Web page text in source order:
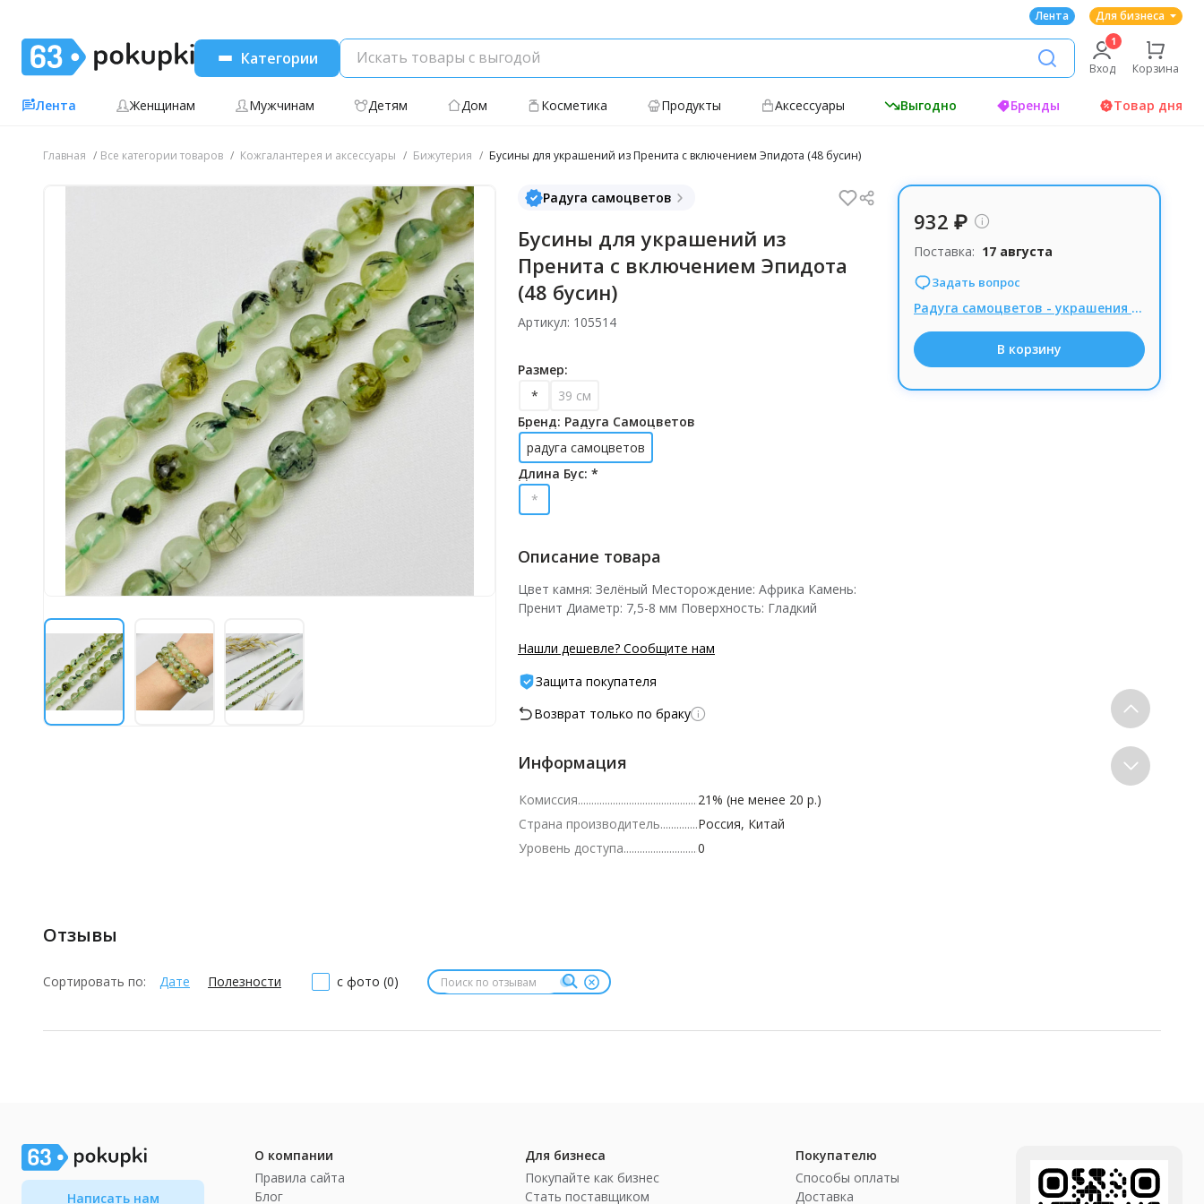
Лента Для бизнеса
Категории
Вход Корзина
Лента Женщинам Мужчинам Детям Дом Косметика Продукты Аксессуары Выгодно Бренды Товар дня
Главная Все категории товаров Кожгалантерея и аксессуары Бижутерия Бусины для украшений из Пренита с включением Эпидота (48 бусин)
Радуга самоцветов
Бусины для украшений из
Пренита с включением Эпидота
(48 бусин)
Артикул: 105514
Размер:
*
39 см
Бренд: Радуга Самоцветов
радуга самоцветов
Длина Бус: *
*
932 ₽
Поставка: 17 августа
Задать вопрос
Радуга самоцветов - украшения из натуральных камней, Комиссия 15% при заказе от 1000р.
В корзину
Описание товара
Цвет камня: Зелёный Месторождение: Африка Камень:
Пренит Диаметр: 7,5-8 мм Поверхность: Гладкий
Нашли дешевле? Сообщите нам
Защита покупателя
Возврат только по браку
Информация
Комиссия
21% (не менее 20 р.)
Страна производитель
Россия, Китай
Уровень доступа
0
Отзывы
Сортировать по: Дате Полезности с фото (0)
Написать нам
О компании
Правила сайта
Блог
Для бизнеса
Покупайте как бизнес
Стать поставщиком
Покупателю
Способы оплаты
Доставка